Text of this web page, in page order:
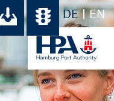
DE EN
Ihr Download-